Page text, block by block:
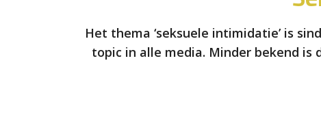
Het thema ‘seksuele intimidatie’ is
topic in alle media. Minder bekend